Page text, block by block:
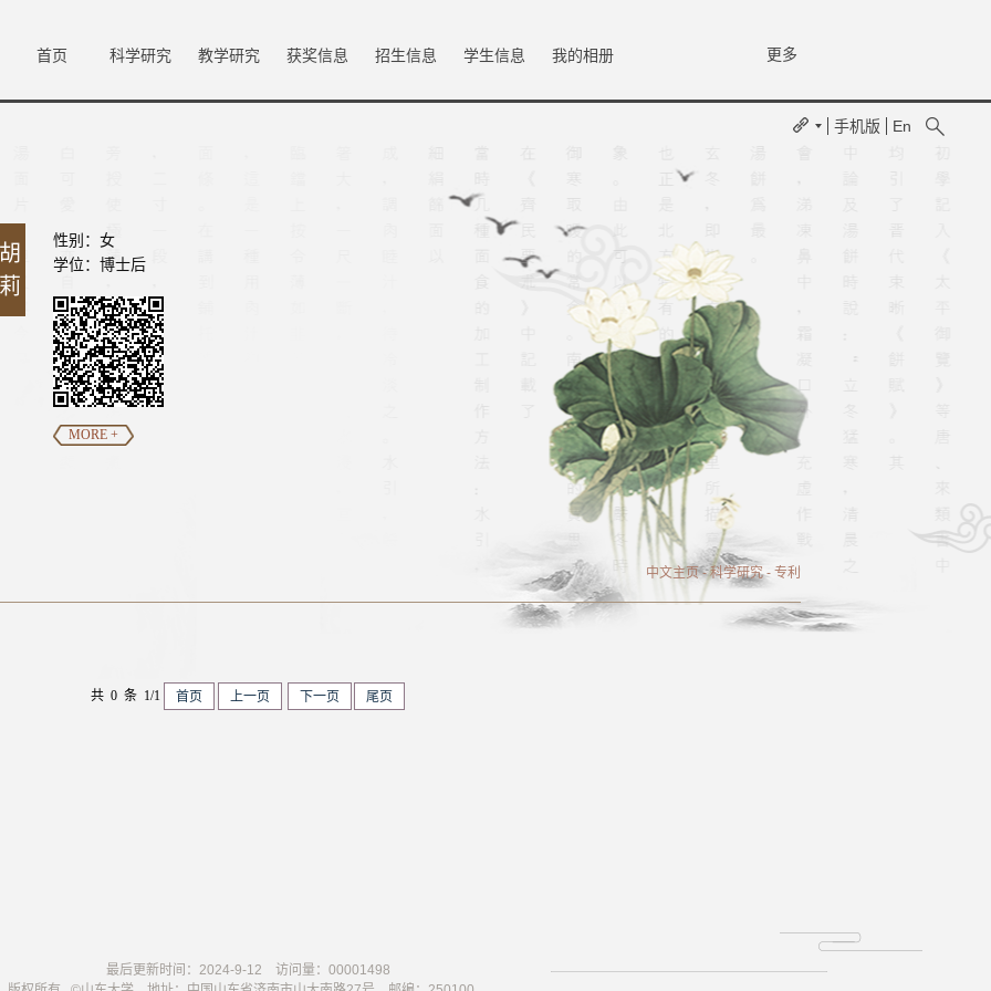
首页 科学研究 教学研究 获奖信息 招生信息 学生信息 我的相册 更多
手机版 En
性别：女
学位：博士后
MORE +
中文主页-科学研究- 专利
共 0 条 1/1 首页 上一页 下一页 尾页
最后更新时间： 2024-9-12 访问量： 00001498